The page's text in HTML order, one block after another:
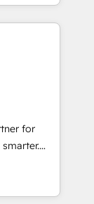
Impact
Impact
🏆
🏆2017
🏆2016
🏆2015
for
and